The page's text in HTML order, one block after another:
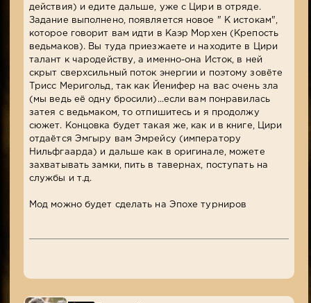
действия) и едите дальше, уже с Цири в отряде.
Задание выполнено, появляется новое " К истокам",
которое говорит вам идти в Каэр Морхен (Крепость
ведьмаков). Вы туда приезжаете и находите в Цири
талант к чародейству, а именно-она Исток, в ней
скрыт сверхсильный поток энергии и поэтому зовёте
Трисс Меригольд, так как Йенифер на вас очень зла
(мы ведь её одну бросили)...если вам понравилась
затея с ведьмаком, то отпишитесь и я продолжу
сюжет. Концовка будет такая же, как и в книге, Цири
отдаётся Эмгыру вам Эмрейсу (императору
Нильфгаарда) и дальше как в оригинале, можете
захватывать замки, пить в тавернах, поступать на
службы и т.д.
Мод можно будет сделать на Эпохе турниров